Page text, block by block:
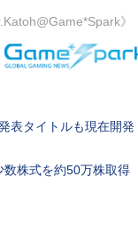
》
表タイトルも現在開発
株式を約50万株取得